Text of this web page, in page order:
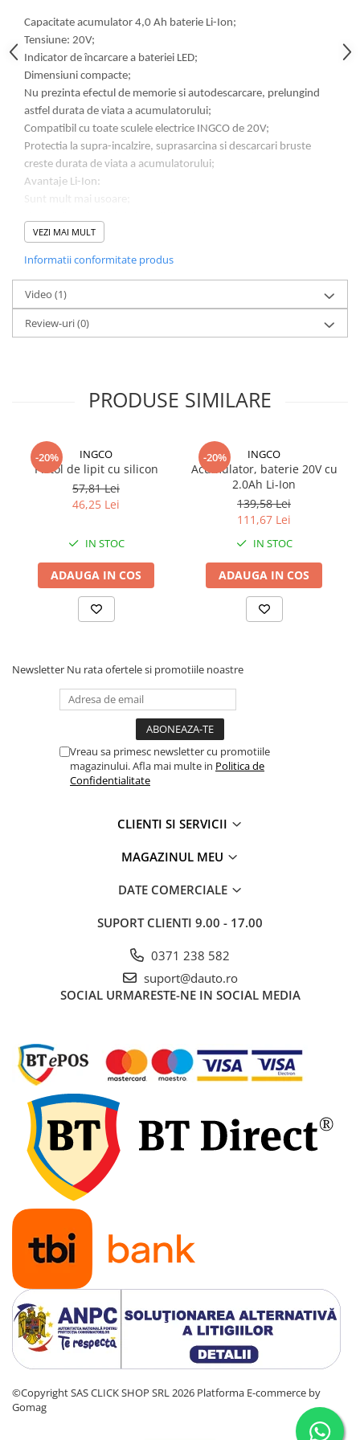
Capacitate acumulator 4,0 Ah baterie Li-Ion;
Tensiune: 20V;
Indicator de încarcare a bateriei LED;
Dimensiuni compacte;
Nu prezinta efectul de memorie si autodescarcare, prelungind
astfel durata de viata a acumulatorului;
Compatibil cu toate sculele electrice INGCO de 20V;
Protectia la supra-incalzire, suprasarcina si descarcari bruste
creste durata de viata a acumulatorului;
Avantaje Li-Ion:
Sunt mult mai usoare;
Litiul este un element foarte reactiv, ceea ce inseamna ca o
multime de energie poate fi stocata in legaturile sale atomice;
pentru bateriile litiu-ion;
Isi mentin procentul de incarcare. Un acumulator litiu-ion pierde
doar aproximativ 5% din incarcatura sa pe luna, in comparatie cu
o pierdere de 20% pentru bateriile NiMH.
Bateriile litiu-ion pot avea sute de cicluri de incarcare/descarcare.
VEZI MAI MULT
Informatii conformitate produs
Video (1)
Review-uri(0)
PRODUSE SIMILARE
-20% INGCO
Pistol de lipit cu silicon
57,81 Lei
46,25 Lei
IN STOC
ADAUGA IN COS
-20% INGCO
Acumulator, baterie 20V cu
2.0Ah Li-Ion
139,58 Lei
111,67 Lei
IN STOC
ADAUGA IN COS
Newsletter Nu rata ofertele si promotiile noastre
Vreau sa primesc newsletter cu promotiile
magazinului. Afla mai multe in Politica de
Confidentialitate
CLIENTI SI SERVICII
MAGAZINUL MEU
DATE COMERCIALE
SUPORT CLIENTI 9.00 - 17.00
0371 238 582
suport@dauto.ro
SOCIAL URMARESTE-NE IN SOCIAL MEDIA
©Copyright SAS CLICK SHOP SRL 2026 Platforma E-commerce by
Gomag